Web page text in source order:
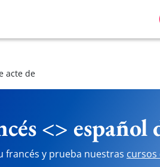
acte de
<> español
francés y prueba nuestras cursos